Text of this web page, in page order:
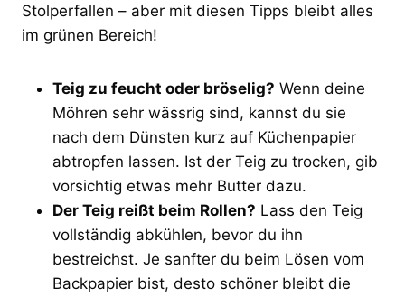
Stolperfallen – aber mit diesen Tipps bleibt alles
im grünen Bereich!
Teig zu feucht oder bröselig? Wenn deine
Möhren sehr wässrig sind, kannst du sie
nach dem Dünsten kurz auf Küchenpapier
abtropfen lassen. Ist der Teig zu trocken, gib
vorsichtig etwas mehr Butter dazu.
Der Teig reißt beim Rollen? Lass den Teig
vollständig abkühlen, bevor du ihn
bestreichst. Je sanfter du beim Lösen vom
Backpapier bist, desto schöner bleibt die